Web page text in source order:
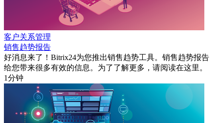
客户关系管理
销售趋势报告
好消息来了！Bitrix24为您推出销售趋势工具。销售趋势报告
给您带来很多有效的信息。为了了解更多，请阅读在这里。
1分钟